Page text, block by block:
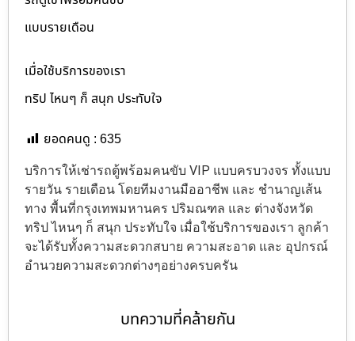
แบบรายเดือน
เมื่อใช้บริการของเรา
ทริป ไหนๆ ก็ สนุก ประทับใจ
ยอดคนดู : 635
บริการให้เช่ารถตู้พร้อมคนขับ VIP แบบครบวงจร ทั้งแบบ
รายวัน รายเดือน โดยทีมงานมืออาชีพ และ ชำนาญเส้น
ทาง พื้นที่กรุงเทพมหานคร ปริมณฑล และ ต่างจังหวัด
ทริป ไหนๆ ก็ สนุก ประทับใจ เมื่อใช้บริการของเรา ลูกค้า
จะได้รับทั้งความสะดวกสบาย ความสะอาด และ อุปกรณ์
อำนวยความสะดวกต่างๆอย่างครบครัน
บทความที่คล้ายกัน